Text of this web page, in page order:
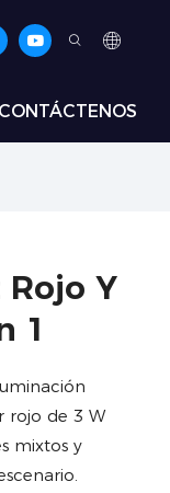
CONTÁCTENOS
Rojo Y
1
rojo de 3 W
mixtos y